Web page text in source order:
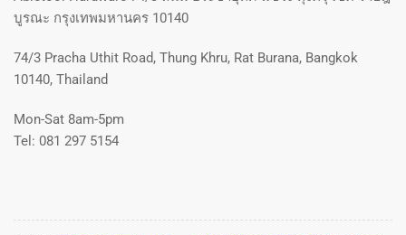
บูรณะ กรุงเทพมหานคร 10140
74/3 Pracha Uthit Road, Thung Khru, Rat Burana, Bangkok
10140, Thailand
Mon-Sat 8am-5pm
Tel: 081 297 5154